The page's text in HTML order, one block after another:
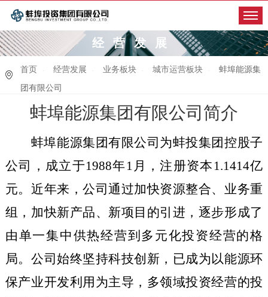
经营发展
首页 经营发展 业务板块 城市运营板块 蚌埠能源集
团有限公司
蚌埠能源集团有限公司简介
蚌埠能源集团有限公司为蚌投集团控股子
公司，成立于1988年 1 月，注册资本 1.1414亿
元。近年来，公司通过加快资源整合、业务重
组，加快新产品、新项目的引进，逐步形成了
由单一集中供热经营到多元化投资经营的格
局。公司始终坚持科技创新，已成为以能源环
保产业开发利用为主导，多领域投资经营的投